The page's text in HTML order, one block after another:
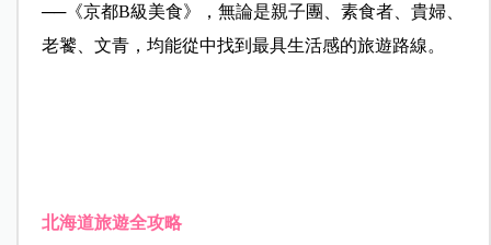
──《京都B級美食》，無論是親子團、素食者、貴婦、
老饕、文青，均能從中找到最具生活感的旅遊路線。
北海道旅遊全攻略